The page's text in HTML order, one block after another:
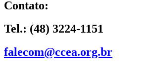
Contato:
Tel.: (48) 3224-1151
falecom@ccea.org.br